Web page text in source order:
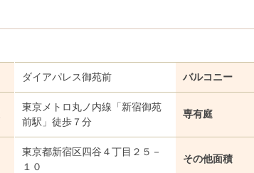
ダイアパレス御苑前 バルコニー
東京メトロ丸ノ内線「新宿御苑
前駅」徒歩７分
専有庭
東京都新宿区四谷４丁目２５－
１０
その他面積